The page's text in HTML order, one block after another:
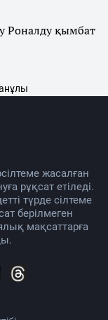
Роналду қымбат
жасалған
рұқсат етіледі.
түрде сілтеме
берілмеген
мақсаттарға